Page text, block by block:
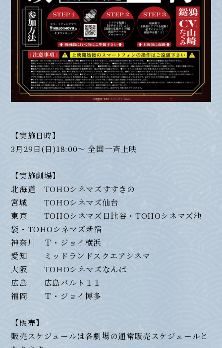
【実施日時】
3月29日(日)18:00～ 全国一斉上映
【実施劇場】
北海道 TOHOシネマズすすきの
宮城 TOHOシネマズ仙台
東京 TOHOシネマズ日比谷・TOHOシネマズ池
袋・TOHOシネマズ新宿
神奈川 Ｔ・ジョイ横浜
愛知 ミッドランドスクエアシネマ
大阪 TOHOシネマズなんば
広島 広島バルト１１
福岡 Ｔ・ジョイ博多
【販売】
販売スケジュールは各劇場の通常販売スケジュールと